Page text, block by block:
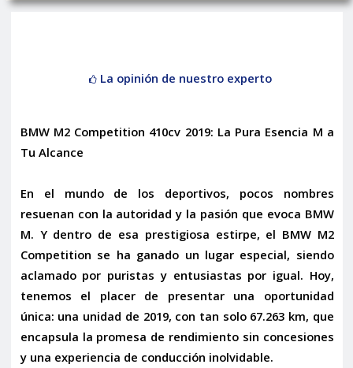
La opinión de nuestro experto
BMW M2 Competition 410cv 2019: La Pura Esencia M a
Tu Alcance
En el mundo de los deportivos, pocos nombres
resuenan con la autoridad y la pasión que evoca BMW
M. Y dentro de esa prestigiosa estirpe, el BMW M2
Competition se ha ganado un lugar especial, siendo
aclamado por puristas y entusiastas por igual. Hoy,
tenemos el placer de presentar una oportunidad
única: una unidad de 2019, con tan solo 67.263 km, que
encapsula la promesa de rendimiento sin concesiones
y una experiencia de conducción inolvidable.